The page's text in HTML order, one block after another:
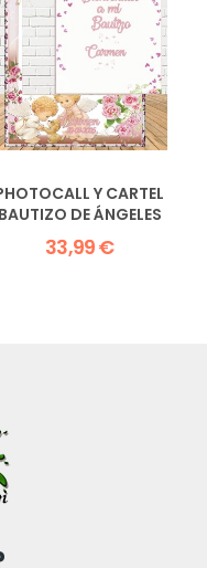
Y CARTEL
BAUTIZO DE ÁNGELES
33,99 €